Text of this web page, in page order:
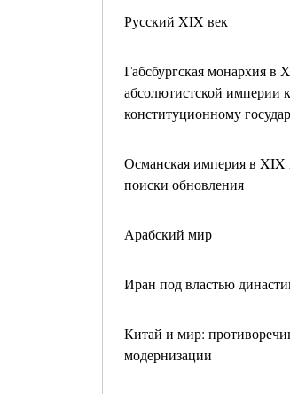
Русский XIX век
Габсбургская монархия в
абсолютистской империи к
конституционному
Османская империя в XIX
поиски обновления
Арабский мир
Иран под властью
Китай и мир:
модернизации